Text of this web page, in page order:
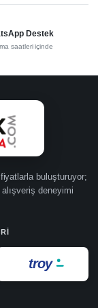
Destek
saatleri içinde
buluşturuyor;
deneyimi
troy